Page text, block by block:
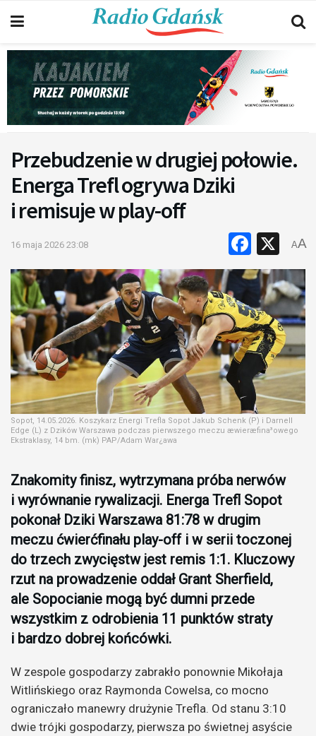
Przebudzenie w drugiej połowie.
Energa Trefl ogrywa Dziki
i remisuje w play-off
16 maja 2026 23:08 X
AA
Sopot, 14.05.2026. Koszykarz Energi Trefla Sopot Jakub Schenk (P) i Darnell
Edge (L) z Dzików Warszawa podczas pierwszego meczu æwieræfina³owego
Ekstraklasy, 14 bm. (mk) PAP/Adam War¿awa
Znakomity finisz, wytrzymana próba nerwów
i wyrównanie rywalizacji. Energa Trefl Sopot
pokonał Dziki Warszawa 81:78 w drugim
meczu ćwierćfinału play-off i w serii toczonej
do trzech zwycięstw jest remis 1:1. Kluczowy
rzut na prowadzenie oddał Grant Sherfield,
ale Sopocianie mogą być dumni przede
wszystkim z odrobienia 11 punktów straty
i bardzo dobrej końcówki.
W zespole gospodarzy zabrakło ponownie Mikołaja
Witlińskiego oraz Raymonda Cowelsa, co mocno
ograniczało manewry drużynie Trefla. Od stanu 3:10
dwie trójki gospodarzy, pierwsza po świetnej asyście